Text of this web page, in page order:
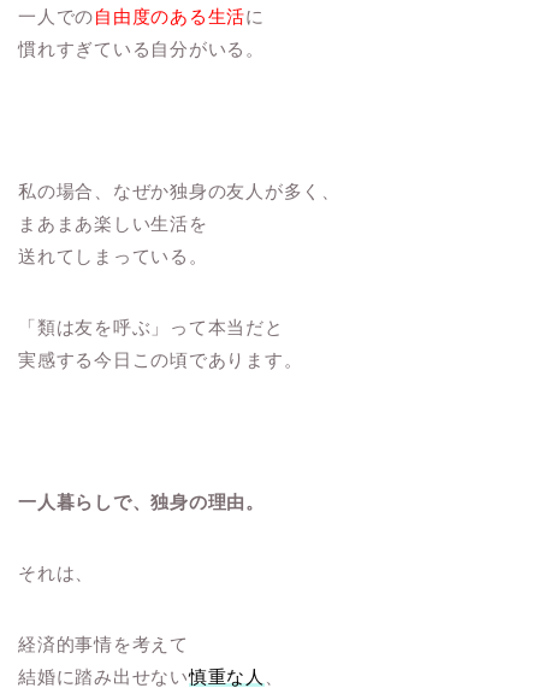
一人での自由度のある生活に
慣れすぎている自分がいる。
私の場合、なぜか独身の友人が多く、
まあまあ楽しい生活を
送れてしまっている。
「類は友を呼ぶ」って本当だと
実感する今日この頃であります。
一人暮らしで、独身の理由。
それは、
経済的事情を考えて
結婚に踏み出せない慎重な人